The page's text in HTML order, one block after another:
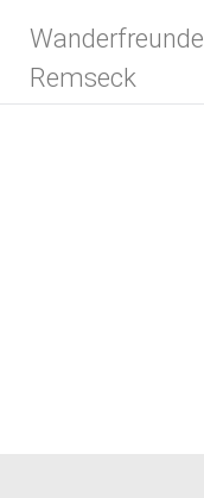
Inhalt
springenRemseck